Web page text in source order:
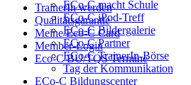
ECo-C macht Schule
ECo-C iPod-Treff
ECo-C Bildergalerie
ECo-C Partner
ECo-C TrainerIn-Börse
Tag der Kommunikation
ECo-C Bildungscenter
TrainerIn werden
Qualitätsgarantie
Meine Eco-C Card
Member-Login
Eco-C BU/TQS Termine